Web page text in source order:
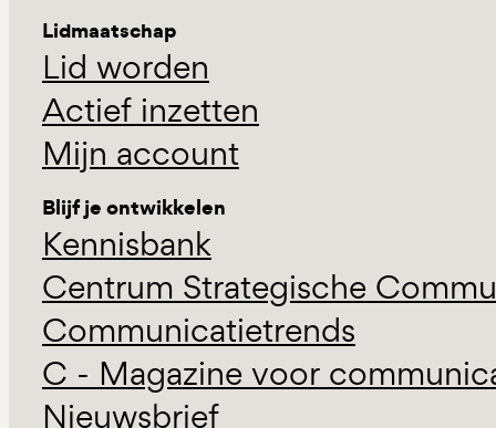
Lidmaatschap
Lid worden
Actief inzetten
Mijn account
Blijf je ontwikkelen
Kennisbank
Centrum Strategische
Communicatietrends
C - Magazine voor
Nieuwsbrief